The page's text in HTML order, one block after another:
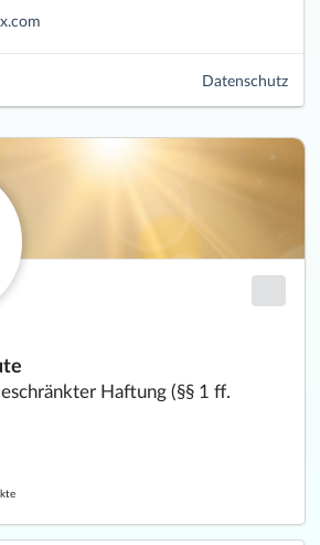
Haftung (§§ 1 ff.
Datenschutz